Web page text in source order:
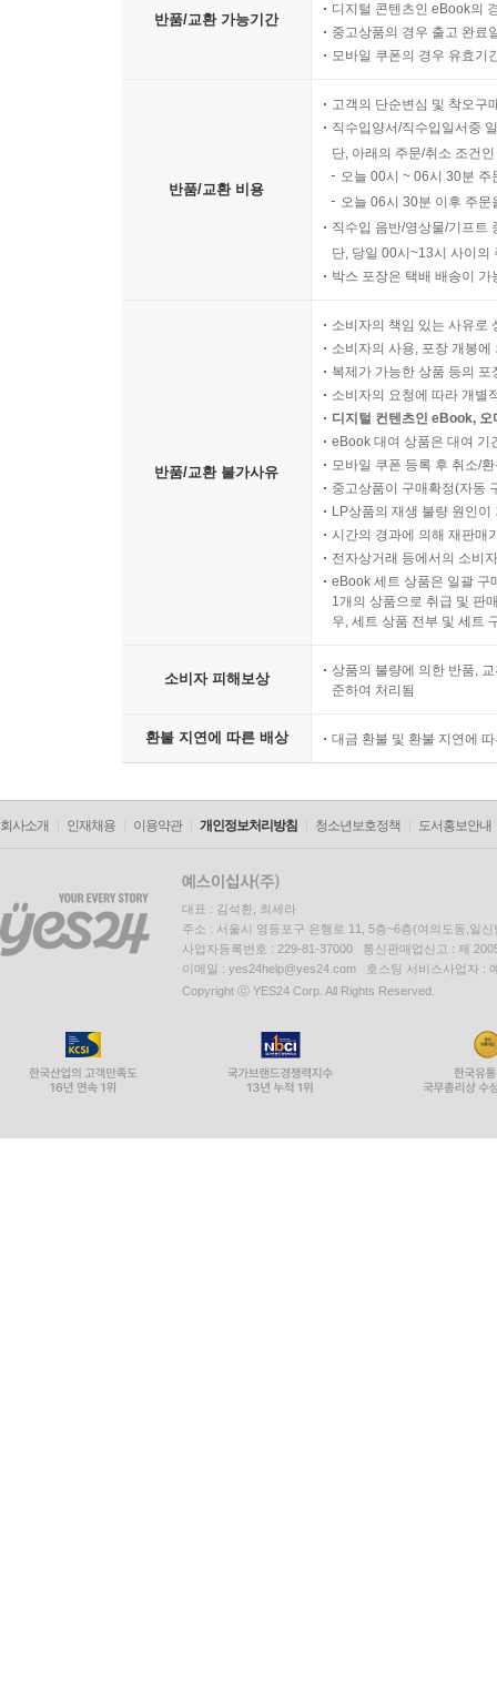
반품/교환 가능기간
디지털 콘텐츠인 eBook의
중고상품의 경우 출고 완료
모바일 쿠폰의 경우 유효기
반품/교환 비용
고객의 단순변심 및 착오구
직수입양서/직수입일서중
단, 아래의 주문/취소 조건
오늘 00시 ~ 06시 30분
오늘 06시 30분 이후 주
직수입 음반/영상물/기프트
단, 당일 00시~13시 사이의
박스 포장은 택배 배송이
반품/교환 불가사유
소비자의 책임 있는 사유로
소비자의 사용, 포장 개봉
복제가 가능한 상품 등의
소비자의 요청에 따라 개별
디지털 컨텐츠인 eBook,
eBook 대여 상품은 대여 기
모바일 쿠폰 등록 후 취소/
중고상품이 구매확정(자동
LP상품의 재생 불량 원인
시간의 경과에 의해 재판매
전자상거래 등에서의 소비
eBook 세트 상품은 일괄 구
1개의 상품으로 취급 및 판
우, 세트 상품 전부 및 세트
소비자 피해보상
상품의 불량에 의한 반품,
준하여 처리됨
환불 지연에 따른 배상 대금 환불 및 환불 지연에
회사소개 인재채용 이용약관 개인정보처리방침 청소년보호정책 도서홍보안내
대표 : 김석환, 최세라
주소 : 서울시 영등포구 은행로 11, 5층~6층(여의도동,일신
사업자등록번호 : 229-81-37000 통신판매업신고 : 제
이메일 : yes24help@yes24.com 호스팅 서비스사업자 :
Copyright ⓒ YES24 Corp. All Rights Reserved.